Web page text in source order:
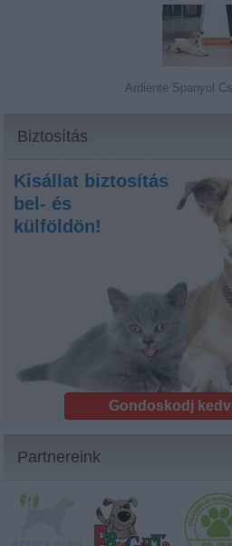
Ardiente Spanyol
Biztosítás
Kisállat biztosítás
bel- és
külföldön!
Gondoskodj
Partnereink